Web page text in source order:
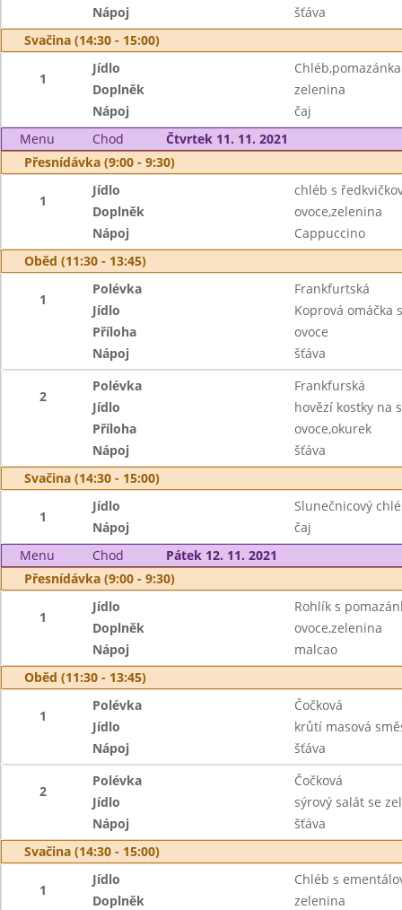
Nápoj
šťáva
Svačina (14:30 - 15:00)
1
Jídlo
Doplněk
zelenina
Nápoj
čaj
Menu
Chod
Čtvrtek 11. 11. 2021
Přesnídávka (9:00 - 9:30)
1
Jídlo
chléb s
Doplněk
ovoce,zelenina
Nápoj
Cappuccino
Oběd (11:30 - 13:45)
1
Polévka
Frankfurtská
Jídlo
Koprová omáčka
Příloha
ovoce
Nápoj
šťáva
2
Polévka
Frankfurská
Jídlo
hovězí kostky na
Příloha
ovoce,okurek
Nápoj
šťáva
Svačina (14:30 - 15:00)
1
Jídlo
Slunečnicový
Nápoj
čaj
Menu
Chod
Pátek 12. 11. 2021
Přesnídávka (9:00 - 9:30)
1
Jídlo
Rohlík s
Doplněk
ovoce,zelenina
Nápoj
malcao
Oběd (11:30 - 13:45)
1
Polévka
Čočková
Jídlo
krůtí masová
Nápoj
šťáva
2
Polévka
Čočková
Jídlo
sýrový salát se
Nápoj
šťáva
Svačina (14:30 - 15:00)
1
Jídlo
Chléb s
Doplněk
zelenina